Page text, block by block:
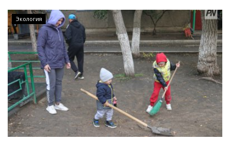
Бізбен байланыс
ПАВЛОДАР ОБЛЫСЫ
ҚАЗАҚСТАН
ӘЛЕМ
Спорт
Экология